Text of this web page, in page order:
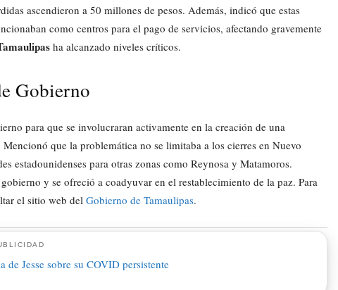
ascendieron a 50 millones de pesos. Además, indicó que estas
como centros para el pago de servicios, afectando gravemente
ha alcanzado niveles críticos.
Gobierno
para que se involucraran activamente en la creación de una
que la problemática no se limitaba a los cierres en Nuevo
estadounidenses para otras zonas como Reynosa y Matamoros.
y se ofreció a coadyuvar en el restablecimiento de la paz. Para
el sitio web del Gobierno de Tamaulipas.